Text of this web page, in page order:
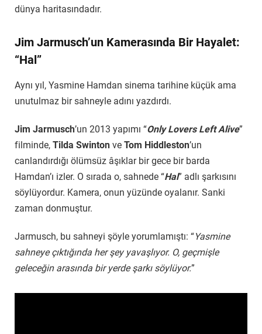
dünya haritasındadır.
Jim Jarmusch’un Kamerasında Bir Hayalet:
“Hal”
Aynı yıl, Yasmine Hamdan sinema tarihine küçük ama
unutulmaz bir sahneyle adını yazdırdı.
Jim Jarmusch’un 2013 yapımı “Only Lovers Left Alive”
filminde, Tilda Swinton ve Tom Hiddleston’un
canlandırdığı ölümsüz âşıklar bir gece bir barda
Hamdan’ı izler. O sırada o, sahnede “Hal” adlı şarkısını
söylüyordur. Kamera, onun yüzünde oyalanır. Sanki
zaman donmuştur.
Jarmusch, bu sahneyi şöyle yorumlamıştı: “Yasmine
sahneye çıktığında her şey yavaşlıyor. O, geçmişle
geleceğin arasında bir yerde şarkı söylüyor.”